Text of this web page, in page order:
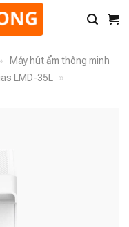
Máy hút ẩm thông minh
LMD-35L »